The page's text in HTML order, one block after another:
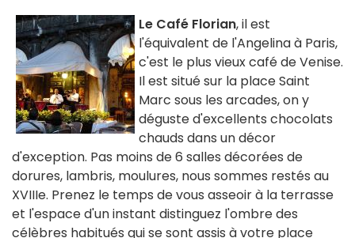
Le Café Florian, il est
l'équivalent de l'Angelina à Paris,
c'est le plus vieux café de Venise.
Il est situé sur la place Saint
Marc sous les arcades, on y
déguste d'excellents chocolats
chauds dans un décor
d'exception. Pas moins de 6 salles décorées de
dorures, lambris, moulures, nous sommes restés au
XVIIIe. Prenez le temps de vous asseoir à la terrasse
et l'espace d'un instant distinguez l'ombre des
célèbres habitués qui se sont assis à votre place